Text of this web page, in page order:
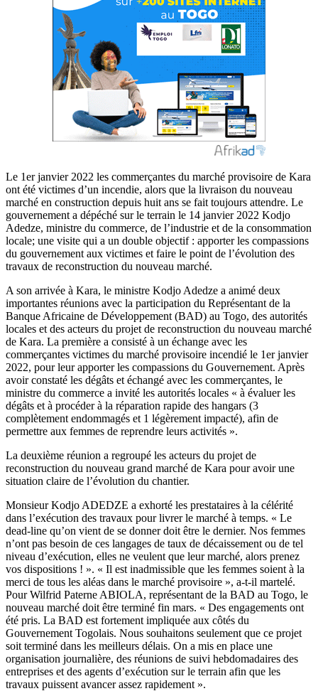
Le 1er janvier 2022 les commerçantes du marché provisoire de Kara
ont été victimes d’un incendie, alors que la livraison du nouveau
marché en construction depuis huit ans se fait toujours attendre. Le
gouvernement a dépéché sur le terrain le 14 janvier 2022 Kodjo
Adedze, ministre du commerce, de l’industrie et de la consommation
locale; une visite qui a un double objectif : apporter les compassions
du gouvernement aux victimes et faire le point de l’évolution des
travaux de reconstruction du nouveau marché.
A son arrivée à Kara, le ministre Kodjo Adedze a animé deux
importantes réunions avec la participation du Représentant de la
Banque Africaine de Développement (BAD) au Togo, des autorités
locales et des acteurs du projet de reconstruction du nouveau marché
de Kara. La première a consisté à un échange avec les
commerçantes victimes du marché provisoire incendié le 1er janvier
2022, pour leur apporter les compassions du Gouvernement. Après
avoir constaté les dégâts et échangé avec les commerçantes, le
ministre du commerce a invité les autorités locales « à évaluer les
dégâts et à procéder à la réparation rapide des hangars (3
complètement endommagés et 1 légèrement impacté), afin de
permettre aux femmes de reprendre leurs activités ».
La deuxième réunion a regroupé les acteurs du projet de
reconstruction du nouveau grand marché de Kara pour avoir une
situation claire de l’évolution du chantier.
Monsieur Kodjo ADEDZE a exhorté les prestataires à la célérité
dans l’exécution des travaux pour livrer le marché à temps. « Le
dead-line qu’on vient de se donner doit être le dernier. Nos femmes
n’ont pas besoin de ces langages de taux de décaissement ou de tel
niveau d’exécution, elles ne veulent que leur marché, alors prenez
vos dispositions ! ». « Il est inadmissible que les femmes soient à la
merci de tous les aléas dans le marché provisoire », a-t-il martelé.
Pour Wilfrid Paterne ABIOLA, représentant de la BAD au Togo, le
nouveau marché doit être terminé fin mars. « Des engagements ont
été pris. La BAD est fortement impliquée aux côtés du
Gouvernement Togolais. Nous souhaitons seulement que ce projet
soit terminé dans les meilleurs délais. On a mis en place une
organisation journalière, des réunions de suivi hebdomadaires des
entreprises et des agents d’exécution sur le terrain afin que les
travaux puissent avancer assez rapidement ».